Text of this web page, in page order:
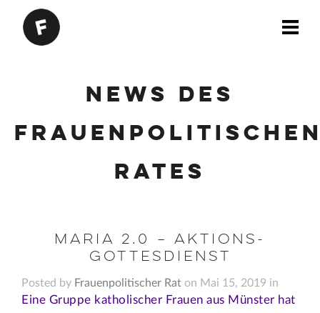
News des
Rates
Maria 2.0 – Aktions-
Gottesdienst
Posted by Frauenpolitischer Rat on Mai 15, 2019 in
Eine Gruppe katholischer Frauen aus Münster hat